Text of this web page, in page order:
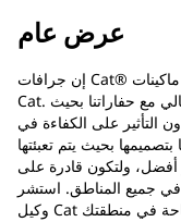
عرض عام
إن جرافات Cat®‎ أكثر من مجرد أداة إضافية، فهي من ملحقات ماكينات
Cat. تتوازن كل جرافة من الجرافات بشكل مثالي مع حفاراتنا بحيث
التأثير على الكفاءة في
بحيث يتم تعبئتها
ولتكون قادرة على
جميع المناطق. استشر